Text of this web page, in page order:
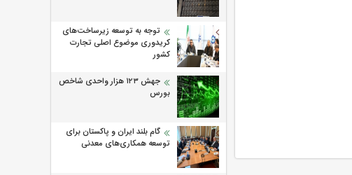
توجه به توسعه زیرساخت‌های
کریدوری موضوع اصلی تجارت
کشور
جهش ۱۲۳ هزار واحدی شاخص
بورس
گام بلند ایران و پاکستان برای
توسعه همکاری‌های معدنی